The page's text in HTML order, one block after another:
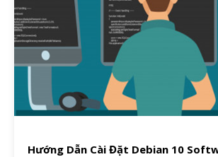
Hướng Dẫn Cài Đặt Debian 10